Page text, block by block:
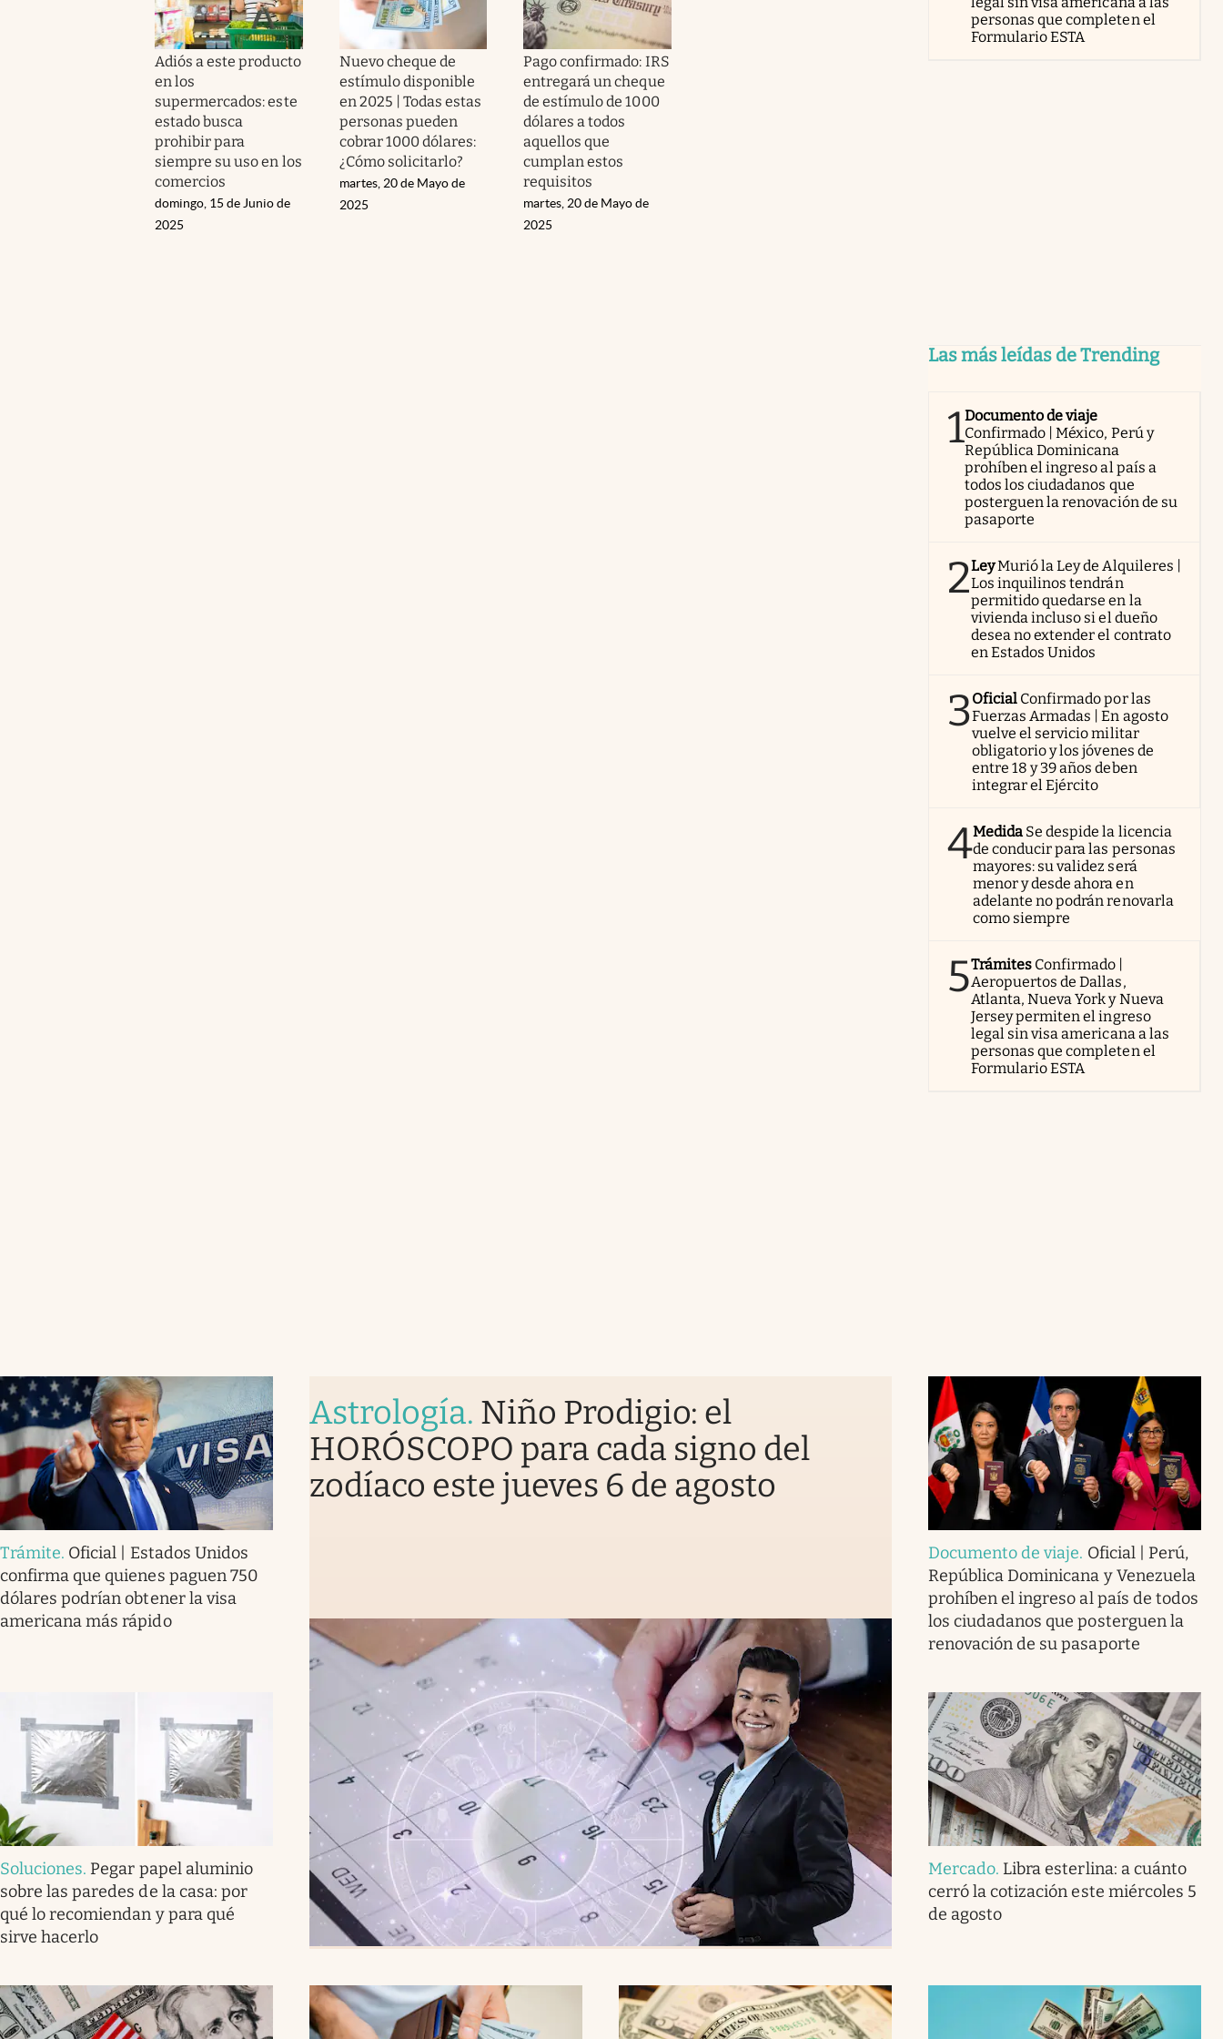
Adiós a este producto
en los
supermercados: este
estado busca
prohibir para
siempre su uso en los
comercios
domingo, 15 de Junio de
2025
Nuevo cheque de
estímulo disponible
en 2025 | Todas estas
personas pueden
cobrar 1000 dólares:
¿Cómo solicitarlo?
martes, 20 de Mayo de
2025
Pago confirmado: IRS
entregará un cheque
de estímulo de 1000
dólares a todos
aquellos que
cumplan estos
requisitos
martes, 20 de Mayo de
2025
personas que completen el
Formulario ESTA
Las más leídas de Trending
1Documento de viaje
Confirmado | México, Perú y
República Dominicana
prohíben el ingreso al país a
todos los ciudadanos que
posterguen la renovación de su
pasaporte
2LeyMurió la Ley de Alquileres |
Los inquilinos tendrán
permitido quedarse en la
vivienda incluso si el dueño
desea no extender el contrato
en Estados Unidos
3Oficial Confirmado por las
Fuerzas Armadas | En agosto
vuelve el servicio militar
obligatorio y los jóvenes de
entre 18 y 39 años deben
integrar el Ejército
4Medida Se despide la licencia
de conducir para las personas
mayores: su validez será
menor y desde ahora en
adelante no podrán renovarla
como siempre
5Trámites Confirmado |
Aeropuertos de Dallas,
Atlanta, Nueva York y Nueva
Jersey permiten el ingreso
legal sin visa americana a las
personas que completen el
Formulario ESTA
Trámite. Oficial | Estados Unidos
confirma que quienes paguen 750
dólares podrían obtener la visa
americana más rápido
Astrología. Niño Prodigio: el
HORÓSCOPO para cada signo del
zodíaco este jueves 6 de agosto
Documento de viaje. Oficial | Perú,
República Dominicana y Venezuela
prohíben el ingreso al país de todos
los ciudadanos que posterguen la
renovación de su pasaporte
Soluciones. Pegar papel aluminio
sobre las paredes de la casa: por
qué lo recomiendan y para qué
sirve hacerlo
Mercado. Libra esterlina: a cuánto
cerró la cotización este miércoles 5
de agosto